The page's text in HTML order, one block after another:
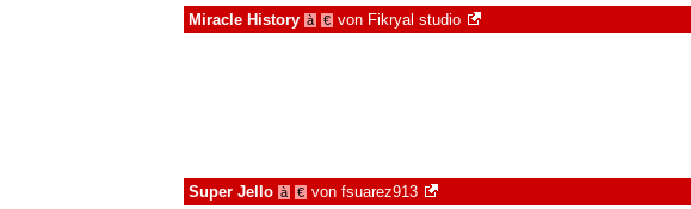
Miracle History à € von Fikryal studio
Super Jello à € von fsuarez913